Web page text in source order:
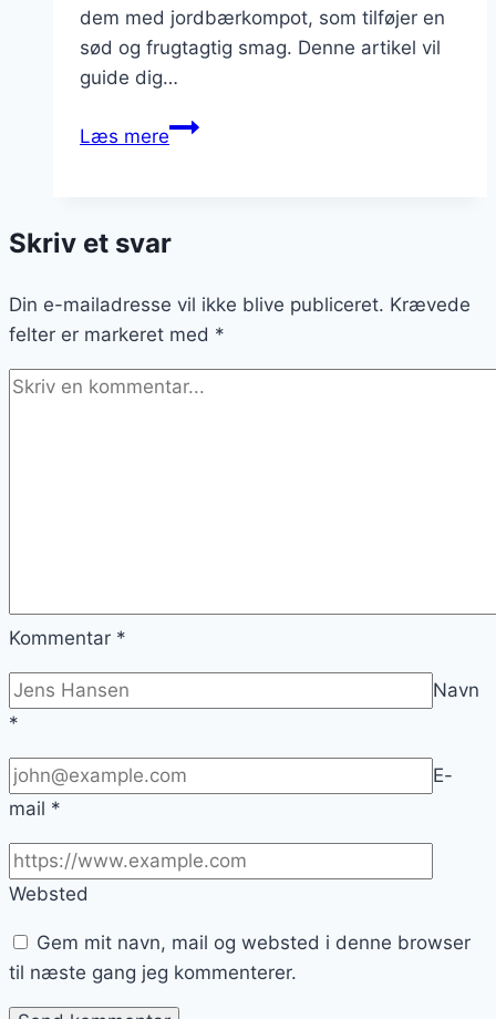
dem med jordbærkompot, som tilføjer en
sød og frugtagtig smag. Denne artikel vil
guide dig…
Læs mereAmerikanske
Skriv et svar
Din e-mailadresse vil ikke blive publiceret. Krævede
felter er markeret med *
Kommentar *
Navn
*
E-
mail *
Websted
Gem mit navn, mail og websted i denne browser
til næste gang jeg kommenterer.